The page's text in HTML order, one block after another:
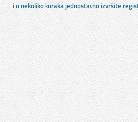
i u nekoliko koraka jednostavno izvršite